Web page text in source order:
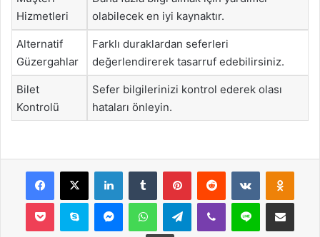
Hizmetleri
olabilecek en iyi kaynaktır.
Alternatif
Güzergahlar
Farklı duraklardan seferleri
değerlendirerek tasarruf edebilirsiniz.
Bilet
Kontrolü
Sefer bilgilerinizi kontrol ederek olası
hataları önleyin.
Facebook
X LinkedInTumblr PinterestReddit VKontakte
Pocket Skype MessengerWhatsAppTelegramViber Line E-Posta ile
Yazdır